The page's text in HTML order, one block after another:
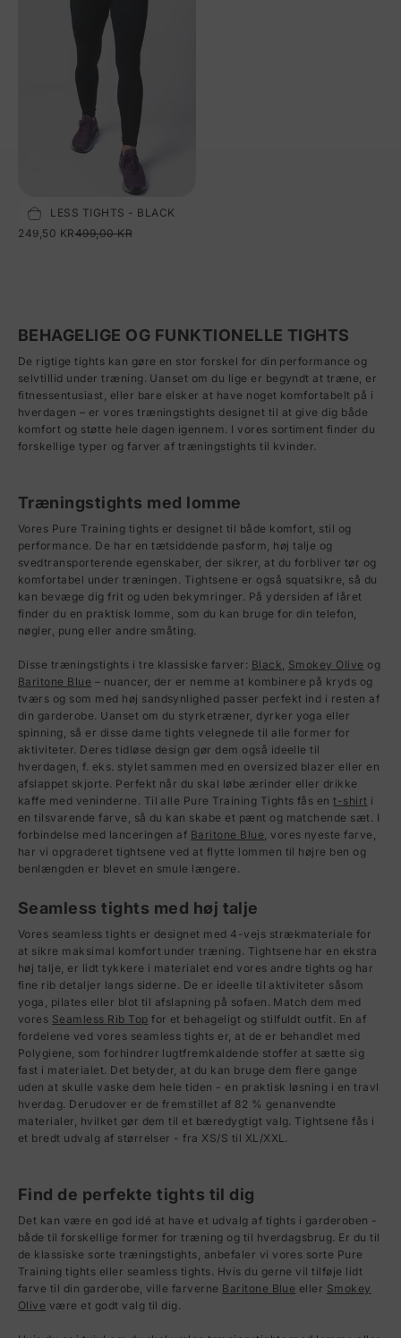
Vælg størrelse
SEAMLESS TIGHTS - BLACK
SALGSPRIS
249,50 KRNORMALPRIS
499,00 KR
BEHAGELIGE OG FUNKTIONELLE TIGHTS
De rigtige tights kan gøre en stor forskel for din performance og
selvtillid under træning. Uanset om du lige er begyndt at træne, er
fitnessentusiast, eller bare elsker at have noget komfortabelt på i
hverdagen – er vores træningstights designet til at give dig både
komfort og støtte hele dagen igennem. I vores sortiment finder du
forskellige typer og farver af træningstights til kvinder.
Træningstights med lomme
Vores Pure Training tights er designet til både komfort, stil og
performance. De har en tætsiddende pasform, høj talje og
svedtransporterende egenskaber, der sikrer, at du forbliver tør og
komfortabel under træningen. Tightsene er også squatsikre, så du
kan bevæge dig frit og uden bekymringer. På ydersiden af låret
finder du en praktisk lomme, som du kan bruge for din telefon,
nøgler, pung eller andre småting.
Disse træningstights i tre klassiske farver: Black Smokey Olive og
Baritone Blue – nuancer, der er nemme at kombinere på kryds og
tværs og som med høj sandsynlighed passer perfekt ind i resten af
din garderobe. Uanset om du styrketræner, dyrker yoga eller
spinning, så er disse dame tights velegnede til alle former for
aktiviteter. Deres tidløse design gør dem også ideelle til
hverdagen, f. eks. stylet sammen med en oversized blazer eller en
afslappet skjorte. Perfekt når du skal løbe ærinder eller drikke
kaffe med veninderne. Til alle Pure Training Tights fås ent-shirt i
en tilsvarende farve, så du kan skabe et pænt og matchende sæt. I
forbindelse med lanceringen af Baritone Blue , vores nyeste farve,
har vi opgraderet tightsene ved at flytte lommen til højre ben og
benlængden er blevet en smule længere.
Seamless tights med høj talje
Vores seamless tights er designet med 4-vejs strækmateriale for
at sikre maksimal komfort under træning. Tightsene har en ekstra
høj talje, er lidt tykkere i materialet end vores andre tights og har
fine rib detaljer langs siderne. De er ideelle til aktiviteter såsom
yoga, pilates eller blot til afslapning på sofaen. Match dem med
vores Seamless Rib Top for et behageligt og stilfuldt outfit. En af
fordelene ved vores seamless tights er, at de er behandlet med
Polygiene, som forhindrer lugtfremkaldende stoffer at sætte sig
fast i materialet. Det betyder, at du kan bruge dem flere gange
uden at skulle vaske dem hele tiden - en praktisk løsning i en travl
hverdag. Derudover er de fremstillet af 82 % genanvendte
materialer, hvilket gør dem til et bæredygtigt valg. Tightsene fås i
et bredt udvalg af størrelser - fra XS/S til XL/XXL.
Find de perfekte tights til dig
Det kan være en god idé at have et udvalg af tights i garderoben -
både til forskellige former for træning og til hverdagsbrug. Er du til
de klassiske sorte træningstights, anbefaler vi vores sorte Pure
Training tights eller seamless tights. Hvis du gerne vil tilføje lidt
farve til din garderobe, ville farverne Baritone Blue eller Smokey
Olive være et godt valg til dig.